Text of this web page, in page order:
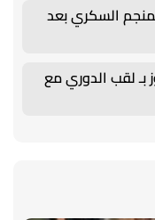
السكري بعد
بـ لقب الدوري مع